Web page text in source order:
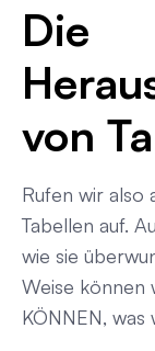
Die
von
Rufen wir also
Tabellen auf.
wie sie
Weise können
KÖNNEN,